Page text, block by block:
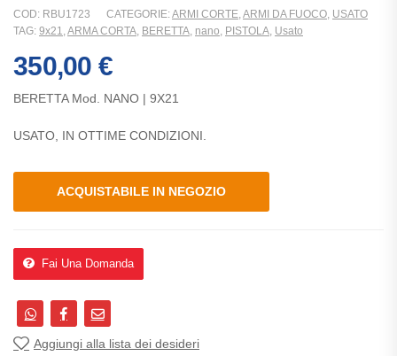
COD: RBU1723 CATEGORIE:ARMI CORTE,ARMI DA FUOCO, USATO
TAG: 9x21,ARMA CORTA, BERETTA, nano, PISTOLA, Usato
350,00 €
BERETTA Mod. NANO | 9X21
USATO, IN OTTIME CONDIZIONI.
ACQUISTABILE IN NEGOZIO
Fai Una Domanda
Aggiungi alla lista dei desideri